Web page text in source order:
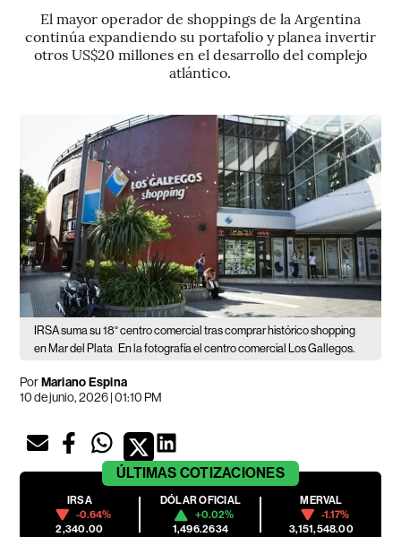
El mayor operador de shoppings de la Argentina
continúa expandiendo su portafolio y planea invertir
otros US$20 millones en el desarrollo del complejo
atlántico.
IRSA suma su 18° centro comercial tras comprar histórico shopping
en Mar del Plata En la fotografía el centro comercial Los Gallegos.
PorMariano Espina
10 de junio, 2026 | 01:10 PM
ÚLTIMAS COTIZACIONES
IRSA
-0.64%
2,340.00
DÓLAR OFICIAL
+0.02%
1,496.2634
MERVAL
-1.17%
3,151,548.00